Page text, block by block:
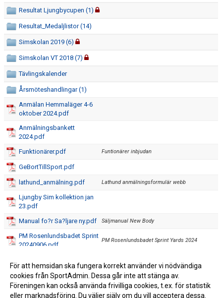
Resultat Ljungbycupen (1)
Resultat_Medaljlistor (14)
Simskolan 2019 (6)
Simskolan VT 2018 (7)
Tävlingskalender
Årsmöteshandlingar (1)
Anmälan Hemmaläger 4-6
oktober 2024.pdf
Anmälningsbankett
2024.pdf
Funktionärer.pdf
Funtionärer inbjudan
GeBortTillSport.pdf
lathund_anmälning.pdf Lathund anmälningsformulär webb
Ljungby Sim kollektion jan
23.pdf
Manual fo?r Sa?ljare ny.pdf
Säljmanual New Body
PM Rosenlundsbadet Sprint
20240906.pdf
PM Rosenlundsbadet Sprint Yards 2024
Simmarförälder.pdf
tävlingsgrupperna!
Tävlingsförälder 2014.pdf Tävlingsförälder
För att hemsidan ska fungera korrekt använder vi nödvändiga
cookies från SportAdmin. Dessa går inte att stänga av.
Föreningen kan också använda frivilliga cookies, t.ex. för statistik
eller marknadsföring. Du väljer själv om du vill acceptera dessa.